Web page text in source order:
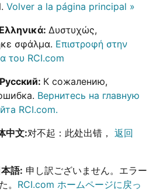
Volver a la página principal »
Δυστυχώς,
σφάλμα. Επιστροφή στην
του RCI.com
К сожалению,
Вернитесь на главную
RCI.com.
中文:对不起：此处出错，返回
語: 申し訳ございません。エラー
。 RCI.com ホームページに戻っ